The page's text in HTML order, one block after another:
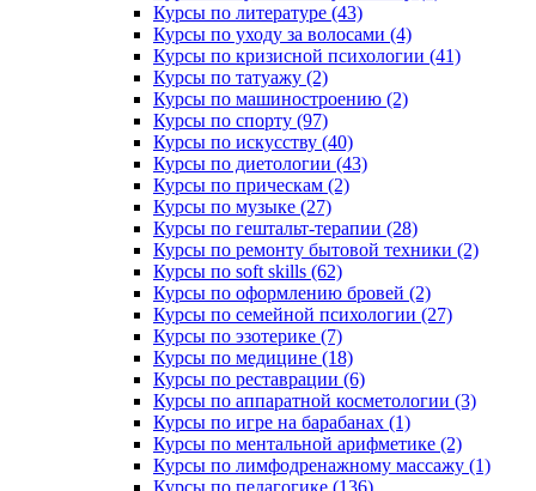
Курсы по литературе (43)
Курсы по уходу за волосами (4)
Курсы по кризисной психологии (41)
Курсы по татуажу (2)
Курсы по машиностроению (2)
Курсы по спорту (97)
Курсы по искусству (40)
Курсы по диетологии (43)
Курсы по прическам (2)
Курсы по музыке (27)
Курсы по гештальт-терапии (28)
Курсы по ремонту бытовой техники (2)
Курсы по soft skills (62)
Курсы по оформлению бровей (2)
Курсы по семейной психологии (27)
Курсы по эзотерике (7)
Курсы по медицине (18)
Курсы по реставрации (6)
Курсы по аппаратной косметологии (3)
Курсы по игре на барабанах (1)
Курсы по ментальной арифметике (2)
Курсы по лимфодренажному массажу (1)